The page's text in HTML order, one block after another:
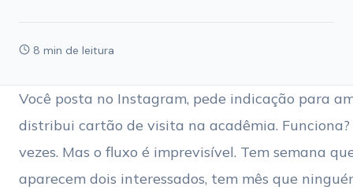
8 min de leitura
Você posta no Instagram, pede indicação para
distribui cartão de visita na acadêmia. Funciona?
vezes. Mas o fluxo é imprevisível. Tem semana
aparecem dois interessados, tem mês que